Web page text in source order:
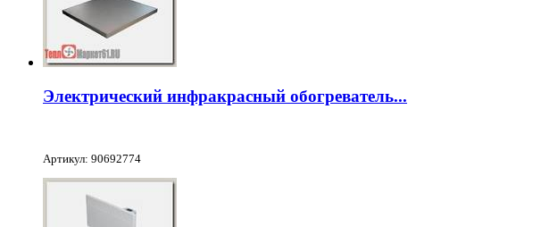
Электрический инфракрасный обогреватель...
Артикул: 90692774